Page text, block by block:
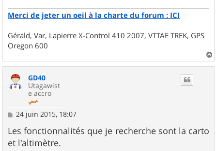
Merci de jeter un oeil à la charte du forum : ICI
Gérald, Var, Lapierre X-Control 410 2007, VTTAE TREK, GPS
Oregon 600
a
GD40
Utagawist
e accro
M
s
s
a
24 juin 2015, 18:07
Les fonctionnalités que je recherche sont la carto
et l'altimètre.